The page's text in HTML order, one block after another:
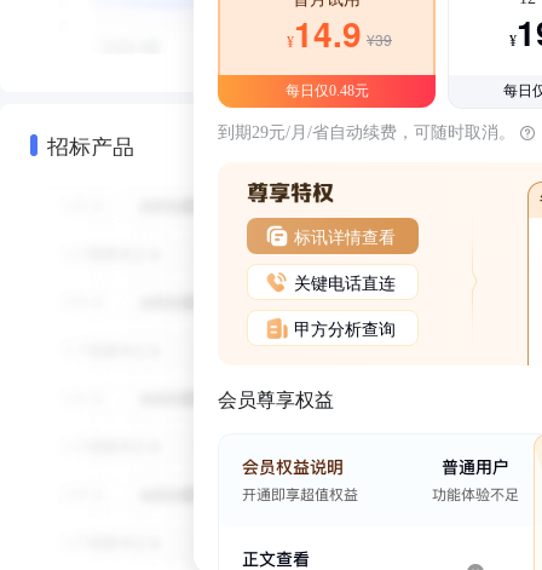
招标产品
¥14.9 ¥39
每日仅0.48元
¥
每日
到期29元/月/省自动续费，可随时取消。
标讯详情查看
关键电话直连
甲方分析查询
会员尊享权益